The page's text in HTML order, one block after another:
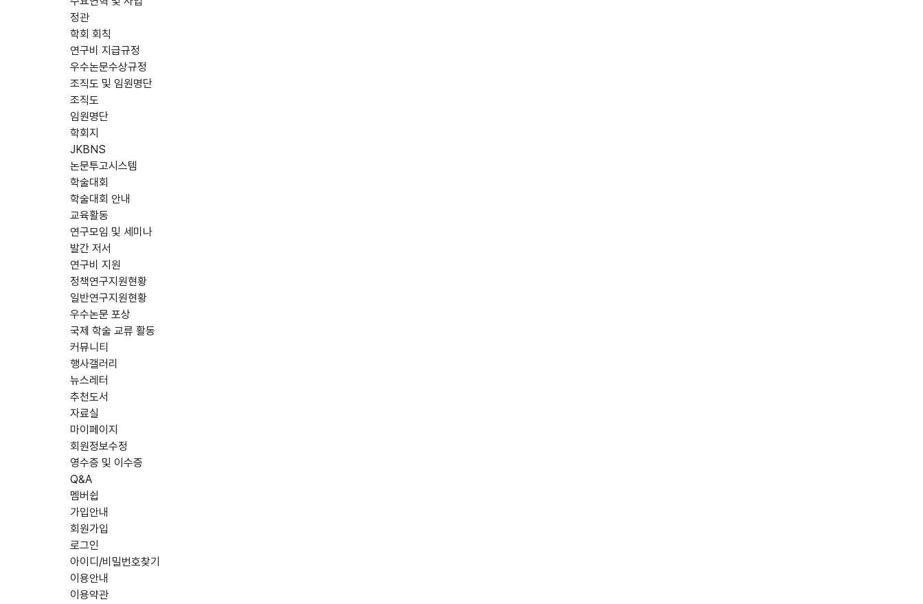
정관
학회 회칙
연구비 지급규정
우수논문수상규정
조직도 및 임원명단
조직도
임원명단
학회지
JKBNS
논문투고시스템
학술대회
학술대회 안내
교육활동
연구모임 및 세미나
발간 저서
연구비 지원
정책연구지원현황
일반연구지원현황
우수논문 포상
국제 학술 교류 활동
커뮤니티
행사갤러리
뉴스레터
추천도서
자료실
마이페이지
회원정보수정
영수증 및 이수증
Q&A
멤버쉽
가입안내
회원가입
로그인
아이디/비밀번호찾기
이용안내
이용약관